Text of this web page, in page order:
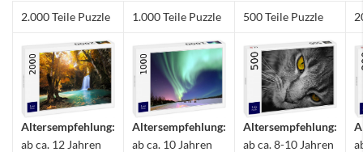
2.000 Teile Puzzle 1.000 Teile Puzzle 500 Teile Puzzle
Altersempfehlung:
ab ca. 12 Jahren
Altersempfehlung:
ab ca. 10 Jahren
Altersempfehlung:
ab ca. 8-10 Jahren